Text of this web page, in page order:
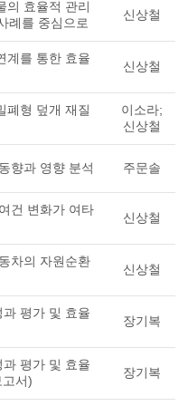
의 효율적 관리
례를 중심으로
신상철
계를 통한 효율
신상철
폐형 덮개 재질
이소라;
신상철
향과 영향 분석 주문솔
건 변화가 여타
신상철
차의 자원순환
신상철
평가 및 효율
장기복
평가 및 효율
서)
장기복